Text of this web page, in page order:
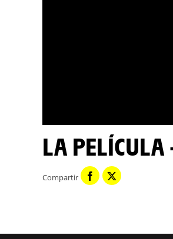
LA
Compartir